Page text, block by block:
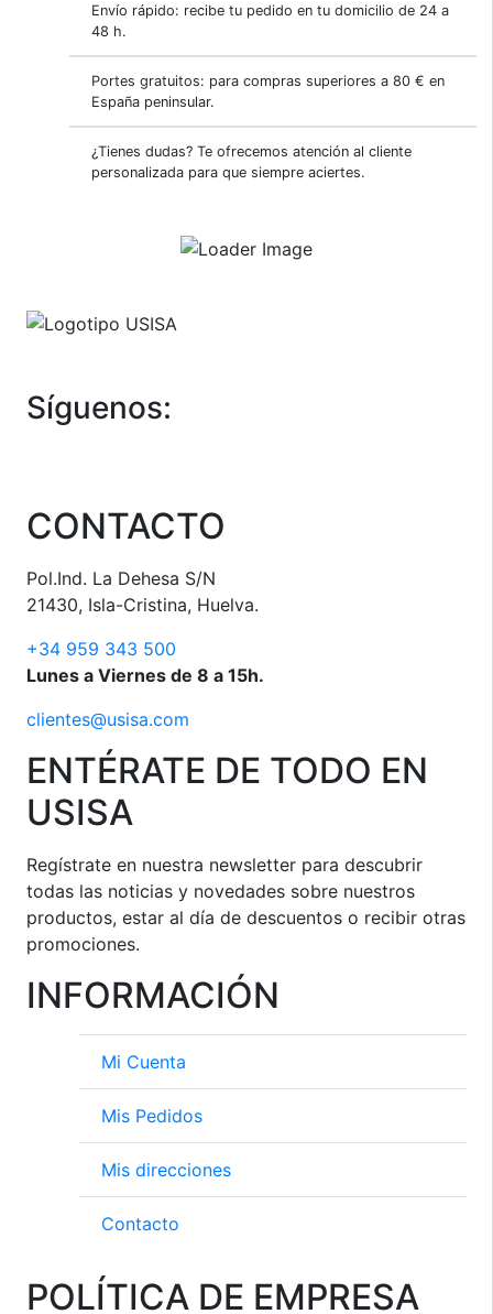
Envío rápido: recibe tu pedido en tu domicilio de 24 a
48 h.
Portes gratuitos: para compras superiores a 80 € en
España peninsular.
¿Tienes dudas? Te ofrecemos atención al cliente
personalizada para que siempre aciertes.
Síguenos:
INFORMACIÓN
Mi Cuenta
Mis Pedidos
Mis direcciones
Contacto
POLÍTICA DE EMPRESA
CONTACTO
Pol.Ind. La Dehesa S/N
21430, Isla-Cristina, Huelva.
+34 959 343 500
Lunes a Viernes de 8 a 15h.
clientes@usisa.com
ENTÉRATE DE TODO EN
USISA
Regístrate en nuestra newsletter para descubrir
todas las noticias y novedades sobre nuestros
productos, estar al día de descuentos o recibir otras
promociones.